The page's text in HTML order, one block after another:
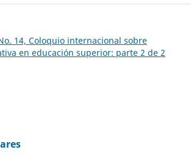
14, Coloquio internacional sobre
en educación superior: parte 2 de 2